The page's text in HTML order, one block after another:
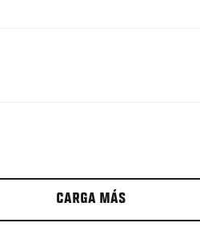
CARGA MÁS